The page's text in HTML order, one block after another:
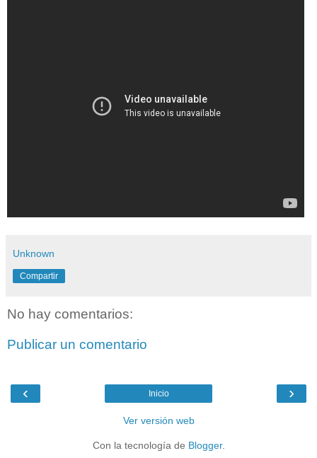
Unknown
Compartir
No hay comentarios:
Publicar un comentario
‹ ›
Inicio
Ver versión web
Con la tecnología de Blogger.